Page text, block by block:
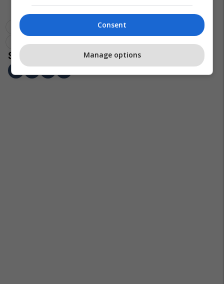
Shqiptarët Nëpër Botë La Liga
Consent
Manage options